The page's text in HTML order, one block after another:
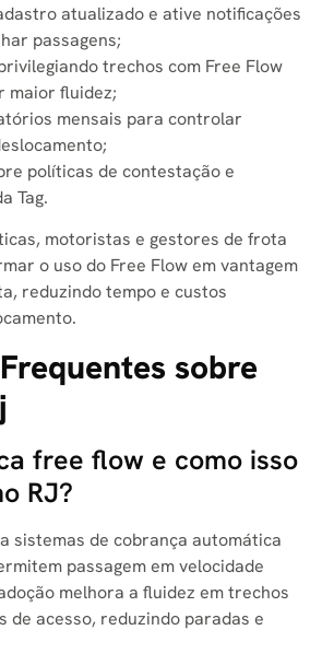
atualizado e ative notificações
passagens;
trechos com Free Flow
maior fluidez;
mensais para controlar
políticas de contestação e
Tag.
motoristas e gestores de frota
o uso do Free Flow em vantagem
reduzindo tempo e custos
sobre
free flow e como isso
RJ?
sistemas de cobrança automática
passagem em velocidade
melhora a fluidez em trechos
de acesso, reduzindo paradas e